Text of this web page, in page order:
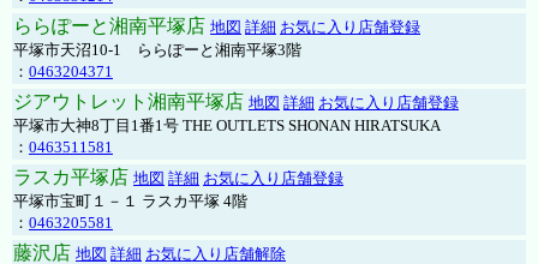
ららぽーと湘南平塚店 地図 詳細 お気に入り店舗登録
平塚市天沼10-1 ららぽーと湘南平塚3階
： 0463204371
ジアウトレット湘南平塚店 地図 詳細 お気に入り店舗登録
平塚市大神8丁目1番1号 THE OUTLETS SHONAN HIRATSUKA
： 0463511581
ラスカ平塚店 地図 詳細 お気に入り店舗登録
平塚市宝町１－１ ラスカ平塚 4階
： 0463205581
藤沢店 地図 詳細 お気に入り店舗解除